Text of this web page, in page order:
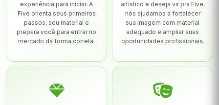
experiência para iniciar. A
Five orienta seus primeiros
passos, seu material e
prepara você para entrar no
mercado da forma correta.
artístico e deseja vir pra Five,
nós ajudamos a fortalecer
sua imagem com material
adequado e ampliar suas
oportunidades profissionais.